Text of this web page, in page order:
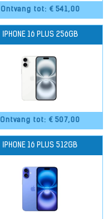
Ontvang tot: € 541,00
Ontvang tot: € 507,00
IPHONE 16 PLUS 256GB
IPHONE 16 PLUS 512GB